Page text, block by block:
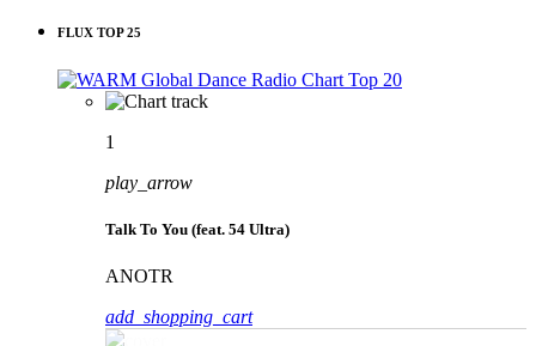
FLUX TOP 25
1
play_arrow
Talk To You (feat. 54 Ultra)
ANOTR
add_shopping_cart